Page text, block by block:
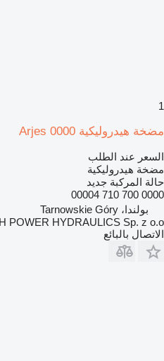
1
مضخة هيدروليكية Arjes 0000
السعر عند الطلب
مضخة هيدروليكية
حالة المركبة جديد
0000 700 710 00004
بولندا، Tarnowskie Góry
POWER HYDRAULICS Sp. z o.o.
الاتصال بالبائع